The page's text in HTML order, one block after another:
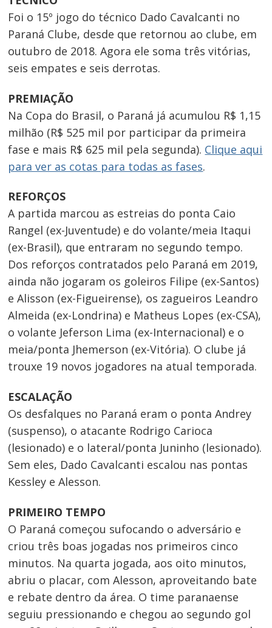
Foi o 15º jogo do técnico Dado Cavalcanti no
Paraná Clube, desde que retornou ao clube, em
outubro de 2018. Agora ele soma três vitórias,
seis empates e seis derrotas.
PREMIAÇÃO
Na Copa do Brasil, o Paraná já acumulou R$ 1,15
milhão (R$ 525 mil por participar da primeira
fase e mais R$ 625 mil pela segunda). Clique aqui
para ver as cotas para todas as fases.
REFORÇOS
A partida marcou as estreias do ponta Caio
Rangel (ex-Juventude) e do volante/meia Itaqui
(ex-Brasil), que entraram no segundo tempo.
Dos reforços contratados pelo Paraná em 2019,
ainda não jogaram os goleiros Filipe (ex-Santos)
e Alisson (ex-Figueirense), os zagueiros Leandro
Almeida (ex-Londrina) e Matheus Lopes (ex-CSA),
o volante Jeferson Lima (ex-Internacional) e o
meia/ponta Jhemerson (ex-Vitória). O clube já
trouxe 19 novos jogadores na atual temporada.
ESCALAÇÃO
Os desfalques no Paraná eram o ponta Andrey
(suspenso), o atacante Rodrigo Carioca
(lesionado) e o lateral/ponta Juninho (lesionado).
Sem eles, Dado Cavalcanti escalou nas pontas
Kessley e Alesson.
PRIMEIRO TEMPO
O Paraná começou sufocando o adversário e
criou três boas jogadas nos primeiros cinco
minutos. Na quarta jogada, aos oito minutos,
abriu o placar, com Alesson, aproveitando bate
e rebate dentro da área. O time paranaense
seguiu pressionando e chegou ao segundo gol
Navegação
de
Post